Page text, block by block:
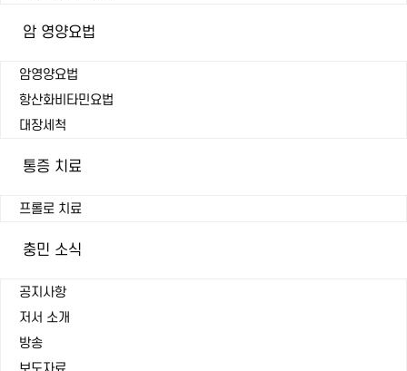
암 영양요법
암영양요법
항산화비타민요법
대장세척
통증 치료
프롤로 치료
충민 소식
공지사항
저서 소개
방송